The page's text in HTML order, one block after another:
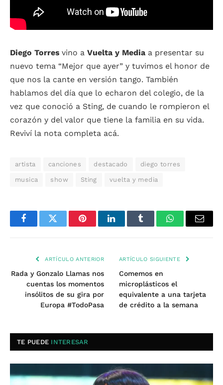
Diego Torres vino a Vuelta y Media a presentar su
nuevo tema “Mejor que ayer” y tuvimos el honor de
que nos la cante en versión tango. También
hablamos del día que lo echaron del colegio, de la
vez que conoció a Sting, de cuando le rompieron el
corazón y del valor que tiene la familia en su vida.
Reviví la nota completa acá.
artista canciones destacado diego torres
musica show Sting vuelta y media
FacebookTwitter PinterestLinkedInTumblr WhatsAppEmail
ARTÍCULO ANTERIOR
Rada y Gonzalo Llamas nos
cuentas los momentos
insólitos de su gira por
Europa #TodoPasa
ARTÍCULO SIGUIENTE
Comemos en
microplásticos el
equivalente a una tarjeta
de crédito a la semana
TE PUEDE INTERESAR